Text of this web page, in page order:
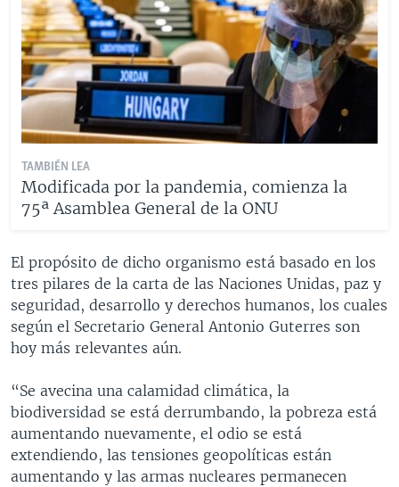
TAMBIÉN LEA
Modificada por la pandemia, comienza la
75ª Asamblea General de la ONU
El propósito de dicho organismo está basado en los
tres pilares de la carta de las Naciones Unidas, paz y
seguridad, desarrollo y derechos humanos, los cuales
según el Secretario General Antonio Guterres son
hoy más relevantes aún.
“Se avecina una calamidad climática, la
biodiversidad se está derrumbando, la pobreza está
aumentando nuevamente, el odio se está
extendiendo, las tensiones geopolíticas están
aumentando y las armas nucleares permanecen